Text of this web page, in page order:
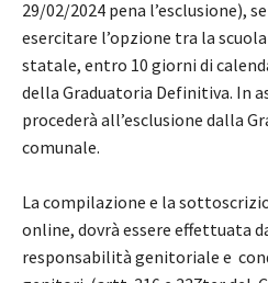
29/02/2024 pena l’esclusione),
esercitare l’opzione tra la
statale, entro 10 giorni di
della Graduatoria Definitiva. In
procederà all’esclusione dalla
comunale.
La compilazione e la
online, dovrà essere effettuata
responsabilità genitoriale e